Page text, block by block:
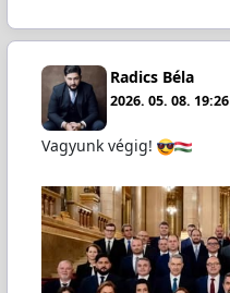
Radics Béla
2026. 05. 08. 19:26
Vagyunk végig!